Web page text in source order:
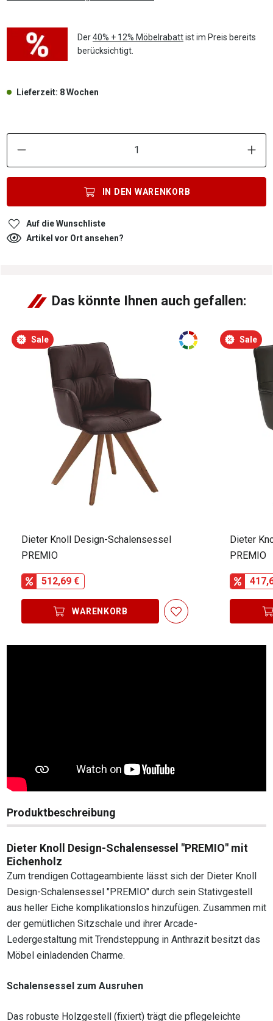
Der40% + 12% Möbelrabattist im Preis bereits
berücksichtigt.
Lieferzeit: 8 Wochen
IN DEN WARENKORB
Auf die Wunschliste
Artikel vor Ort ansehen?
Das könnte Ihnen auch gefallen:
Sale
Dieter Knoll Design-Schalensessel
PREMIO
512,69 €
WARENKORB
Sale
Dieter
PREMIO
Produktbeschreibung
Dieter Knoll Design-Schalensessel "PREMIO" mit
Eichenholz
Zum trendigen Cottageambiente lässt sich der Dieter Knoll
Design-Schalensessel "PREMIO" durch sein Stativgestell
aus heller Eiche komplikationslos hinzufügen. Zusammen mit
der gemütlichen Sitzschale und ihrer Arcade-
Ledergestaltung mit Trendsteppung in Anthrazit besitzt das
Möbel einladenden Charme.
Schalensessel zum Ausruhen
Das robuste Holzgestell (fixiert) trägt die pflegeleichte